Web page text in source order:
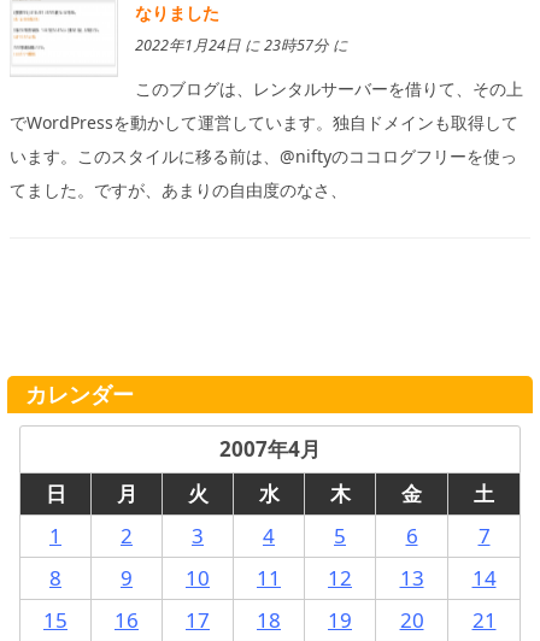
なりました
2022年1月24日 に 23時57分 に
このブログは、レンタルサーバーを借りて、その上
でWordPressを動かして運営しています。独自ドメインも取得して
います。このスタイルに移る前は、@niftyのココログフリーを使っ
てました。ですが、あまりの自由度のなさ、
カレンダー
2007年4月
日
月 火 水 木 金
土
1
2 3 4 5 6
7
8
9 10 11 12 13
14
15
16 17 18 19 20
21